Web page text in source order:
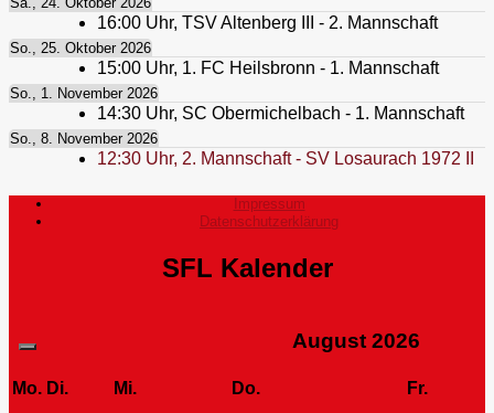
16:00 Uhr, TSV Altenberg III - 2. Mannschaft
So., 25. Oktober 2026
15:00 Uhr, 1. FC Heilsbronn - 1. Mannschaft
So., 1. November 2026
14:30 Uhr, SC Obermichelbach - 1. Mannschaft
So., 8. November 2026
12:30 Uhr, 2. Mannschaft - SV Losaurach 1972 II
Impressum
Datenschutzerklärung
SFL Kalender
August 2026
Mo. Di. Mi. Do. Fr.